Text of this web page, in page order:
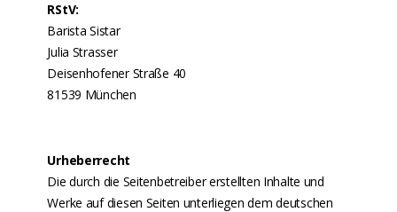
RStV:
Barista Sistar
Julia Strasser
Deisenhofener Straße 40
81539 München
Urheberrecht
Die durch die Seitenbetreiber erstellten Inhalte und
Werke auf diesen Seiten unterliegen dem deutschen